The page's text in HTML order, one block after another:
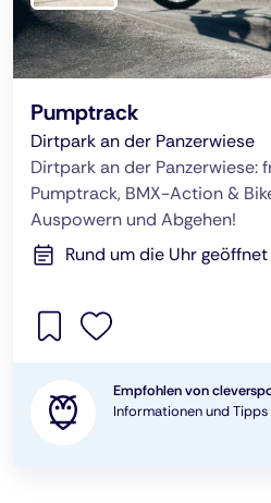
Pumptrack
Dirtpark an der Panzerwiese
Dirtpark an der Panzerwiese:
Pumptrack, BMX-Action &
Auspowern und Abgehen!
Rund um die Uhr geöffnet
Empfohlen von
Informationen und